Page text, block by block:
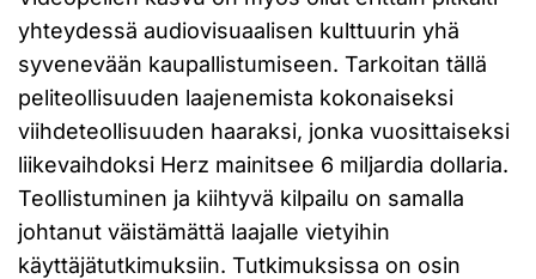
yhteydessä audiovisuaalisen kulttuurin yhä
syvenevään kaupallistumiseen. Tarkoitan tällä
peliteollisuuden laajenemista kokonaiseksi
viihdeteollisuuden haaraksi, jonka vuosittaiseksi
liikevaihdoksi Herz mainitsee 6 miljardia dollaria.
Teollistuminen ja kiihtyvä kilpailu on samalla
johtanut väistämättä laajalle vietyihin
käyttäjätutkimuksiin. Tutkimuksissa on osin